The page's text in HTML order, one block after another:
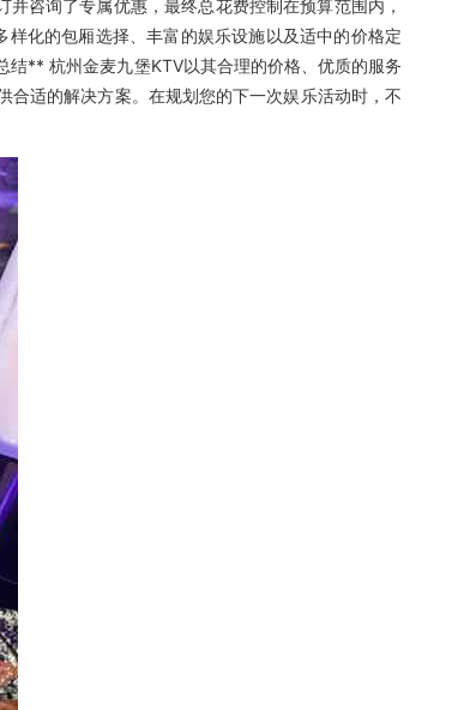
咨询了专属优惠，最终总花费控制在预算范围内，
化的包厢选择、丰富的娱乐设施以及适中的价格定
** 杭州金麦九堡KTV以其合理的价格、优质的服务
适的解决方案。在规划您的下一次娱乐活动时，不